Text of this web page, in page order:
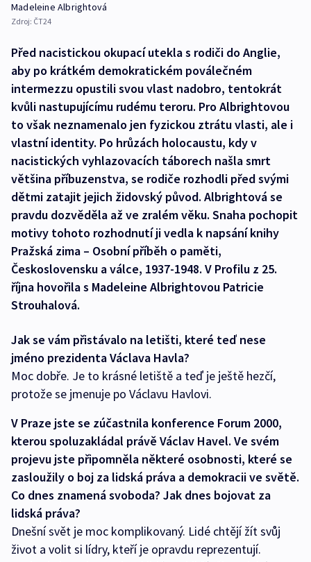
Madeleine Albrightová
Zdroj: ČT24
Před nacistickou okupací utekla s rodiči do Anglie,
aby po krátkém demokratickém poválečném
intermezzu opustili svou vlast nadobro, tentokrát
kvůli nastupujícímu rudému teroru. Pro Albrightovou
to však neznamenalo jen fyzickou ztrátu vlasti, ale i
vlastní identity. Po hrůzách holocaustu, kdy v
nacistických vyhlazovacích táborech našla smrt
většina příbuzenstva, se rodiče rozhodli před svými
dětmi zatajit jejich židovský původ. Albrightová se
pravdu dozvěděla až ve zralém věku. Snaha pochopit
motivy tohoto rozhodnutí ji vedla k napsání knihy
Pražská zima – Osobní příběh o paměti,
Československu a válce, 1937-1948. V Profilu z 25.
října hovořila s Madeleine Albrightovou Patricie
Strouhalová.
Jak se vám přistávalo na letišti, které teď nese
jméno prezidenta Václava Havla?
Moc dobře. Je to krásné letiště a teď je ještě hezčí,
protože se jmenuje po Václavu Havlovi.
V Praze jste se zúčastnila konference Forum 2000,
kterou spoluzakládal právě Václav Havel. Ve svém
projevu jste připomněla některé osobnosti, které se
zasloužily o boj za lidská práva a demokracii ve světě.
Co dnes znamená svoboda? Jak dnes bojovat za
lidská práva?
Dnešní svět je moc komplikovaný. Lidé chtějí žít svůj
život a volit si lídry, kteří je opravdu reprezentují.